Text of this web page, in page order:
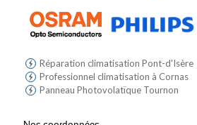
Réparation climatisation Pont-d'Isère
Professionnel climatisation à Cornas
Panneau Photovolatïque Tournon